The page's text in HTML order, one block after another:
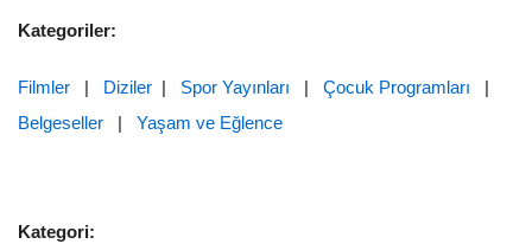
Kategoriler:
Filmler | Diziler | Spor Yayınları | Çocuk Programları |
Belgeseller | Yaşam ve Eğlence
Kategori: